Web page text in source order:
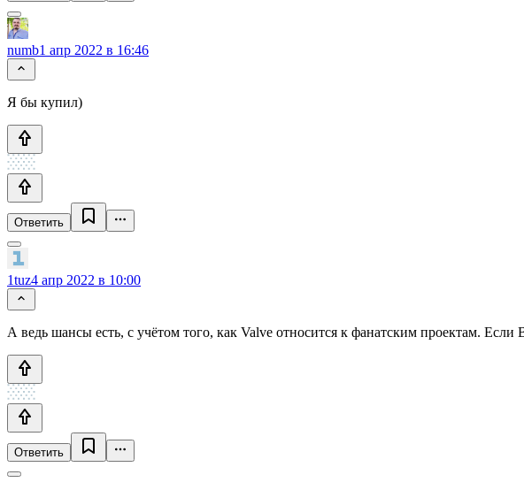
numb1 апр 2022 в 16:46
Я бы купил)
Ответить
1tuz4 апр 2022 в 10:00
А ведь шансы есть, с учётом того, как Valve относится к фанатским проектам.
Ответить